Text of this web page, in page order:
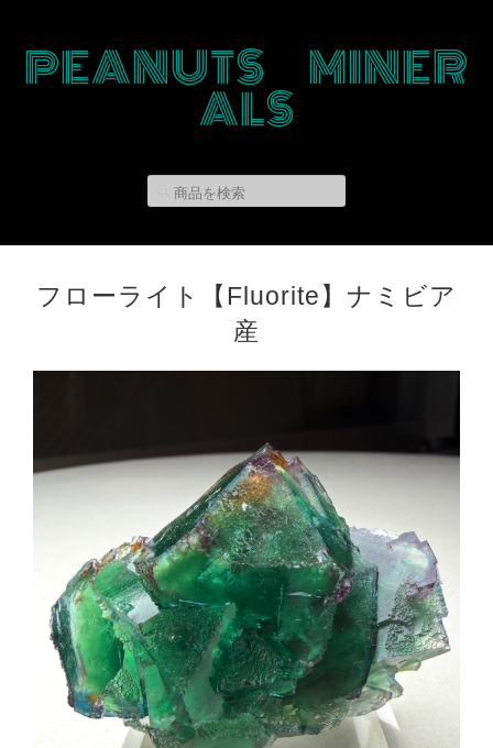
PEANUTS MINER
ALS
フローライト【Fluorite】ナミビア
産